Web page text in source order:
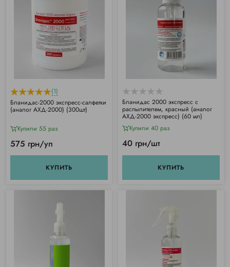
(1)
Бланидас-2000 экспресс-салфетки
(аналог АХД-2000) (300шт)
Купили 55 раз
575 грн/уп
КУПИТЬ
Бланидас 2000 экспресс с
распылителем, красный (аналог
АХД-2000 экспресс) (60 мл)
Купили 40 раз
40 грн/шт
КУПИТЬ